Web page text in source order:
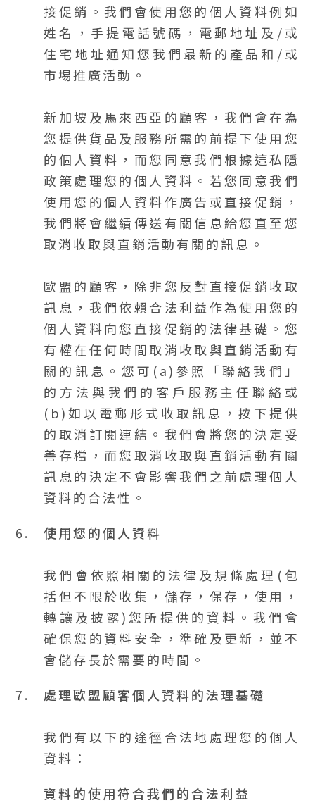
接促銷。我們會使用您的個人資料例如
姓名，手提電話號碼，電郵地址及/或
住宅地址通知您我們最新的產品和/或
市埸推廣活動。
新加坡及馬來西亞的顧客，我們會在為
您提供貨品及服務所需的前提下使用您
的個人資料，而您同意我們根據這私隱
政策處理您的個人資料。若您同意我們
使用您的個人資料作廣告或直接促銷，
我們將會繼績傳送有關信息給您直至您
取消收取與直銷活動有關的訊息。
歐盟的顧客，除非您反對直接促銷收取
訊息，我們依賴合法利益作為使用您的
個人資料向您直接促銷的法律基礎。您
有權在任何時間取消收取與直銷活動有
關的訊息。您可(a)參照「聯絡我們」
的方法與我們的客戶服務主任聯絡或
(b)如以電郵形式收取訊息，按下提供
的取消訂閱連結。我們會將您的決定妥
善存檔，而您取消收取與直銷活動有關
訊息的決定不會影響我們之前處理個人
資料的合法性。
6.
使用您的個人資料
我們會依照相關的法律及規條處理(包
括但不限於收集，儲存，保存，使用，
轉讓及披露)您所提供的資料。我們會
確保您的資料安全，準確及更新，並不
會儲存長於需要的時間。
7.
處理歐盟顧客個人資料的法理基礎
我們有以下的途徑合法地處理您的個人
資料：
資料的使用符合我們的合法利益